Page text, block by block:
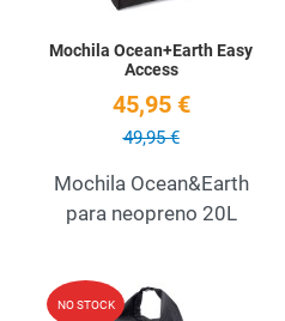
Mochila Ocean+Earth Easy
Access
45,95 €
49,95 €
Mochila Ocean&Earth
para neopreno 20L
Add to Wishlist
NO STOCK